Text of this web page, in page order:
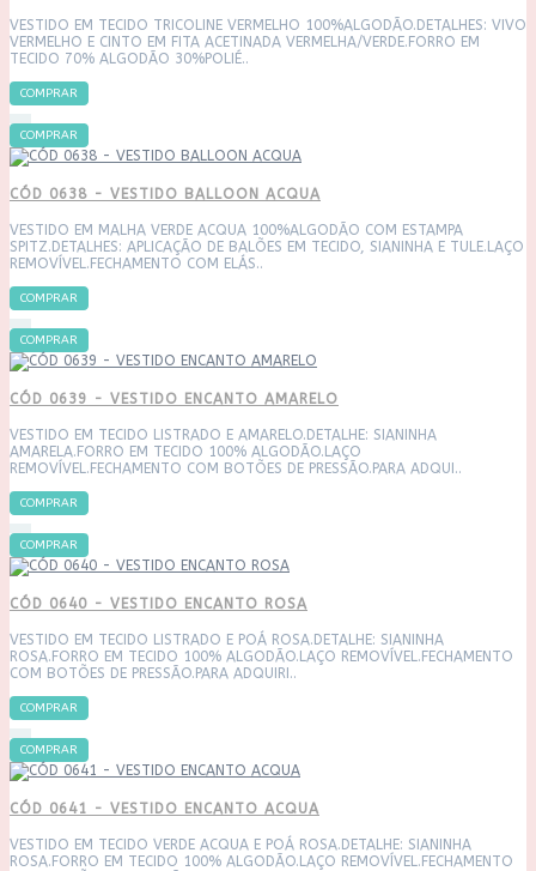
VESTIDO EM TECIDO TRICOLINE VERMELHO 100%ALGODÃO.DETALHES: VIVO
VERMELHO E CINTO EM FITA ACETINADA VERMELHA/VERDE.FORRO EM
TECIDO 70% ALGODÃO 30%POLIÉ..
COMPRAR
COMPRAR
CÓD 0638 - VESTIDO BALLOON ACQUA
VESTIDO EM MALHA VERDE ACQUA 100%ALGODÃO COM ESTAMPA
SPITZ.DETALHES: APLICAÇÃO DE BALÕES EM TECIDO, SIANINHA E TULE.LAÇO
REMOVÍVEL.FECHAMENTO COM ELÁS..
COMPRAR
COMPRAR
CÓD 0639 - VESTIDO ENCANTO AMARELO
VESTIDO EM TECIDO LISTRADO E AMARELO.DETALHE: SIANINHA
AMARELA.FORRO EM TECIDO 100% ALGODÃO.LAÇO
REMOVÍVEL.FECHAMENTO COM BOTÕES DE PRESSÃO.PARA ADQUI..
COMPRAR
COMPRAR
CÓD 0640 - VESTIDO ENCANTO ROSA
VESTIDO EM TECIDO LISTRADO E POÁ ROSA.DETALHE: SIANINHA
ROSA.FORRO EM TECIDO 100% ALGODÃO.LAÇO REMOVÍVEL.FECHAMENTO
COM BOTÕES DE PRESSÃO.PARA ADQUIRI..
COMPRAR
COMPRAR
CÓD 0641 - VESTIDO ENCANTO ACQUA
VESTIDO EM TECIDO VERDE ACQUA E POÁ ROSA.DETALHE: SIANINHA
ROSA.FORRO EM TECIDO 100% ALGODÃO.LAÇO REMOVÍVEL.FECHAMENTO